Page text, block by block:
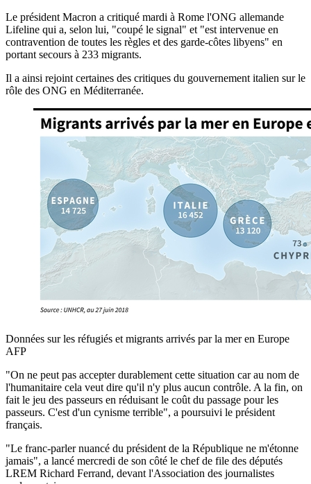
Le président Macron a critiqué mardi à Rome l'ONG allemande
Lifeline qui a, selon lui, "coupé le signal" et "est intervenue en
contravention de toutes les règles et des garde-côtes libyens" en
portant secours à 233 migrants.
Il a ainsi rejoint certaines des critiques du gouvernement italien sur le
rôle des ONG en Méditerranée.
Données sur les réfugiés et migrants arrivés par la mer en Europe
AFP
"On ne peut pas accepter durablement cette situation car au nom de
l'humanitaire cela veut dire qu'il n'y plus aucun contrôle. A la fin, on
fait le jeu des passeurs en réduisant le coût du passage pour les
passeurs. C'est d'un cynisme terrible", a poursuivi le président
français.
"Le franc-parler nuancé du président de la République ne m'étonne
jamais", a lancé mercredi de son côté le chef de file des députés
LREM Richard Ferrand, devant l'Association des journalistes